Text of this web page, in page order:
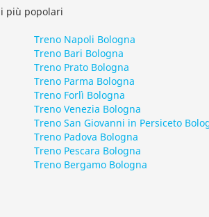
i più popolari
Treno Napoli Bologna
Treno Bari Bologna
Treno Prato Bologna
Treno Parma Bologna
Treno Forlì Bologna
Treno Venezia Bologna
Treno San Giovanni in Persiceto
Treno Padova Bologna
Treno Pescara Bologna
Treno Bergamo Bologna